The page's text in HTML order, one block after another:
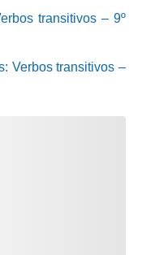
transitivos – 9º
Verbos transitivos –